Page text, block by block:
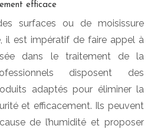
efficace
surfaces ou de moisissure
il est impératif de faire appel à
dans le traitement de la
disposent des
adaptés pour éliminer la
et efficacement. Ils peuvent
de l’humidité et proposer